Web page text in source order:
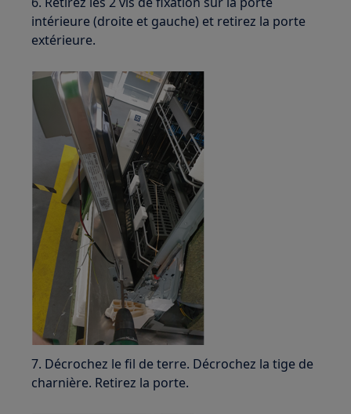
intérieure (droite et gauche) et retirez la porte
extérieure.
7. Décrochez le fil de terre. Décrochez la tige de
charnière. Retirez la porte.